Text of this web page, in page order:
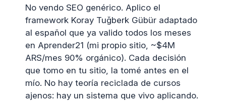
No vendo SEO genérico. Aplico el
framework Koray Tuğberk Gübür adaptado
al español que ya valido todos los meses
en Aprender21 (mi propio sitio, ~$4M
ARS/mes 90% orgánico). Cada decisión
que tomo en tu sitio, la tomé antes en el
mío. No hay teoría reciclada de cursos
ajenos: hay un sistema que vivo aplicando.